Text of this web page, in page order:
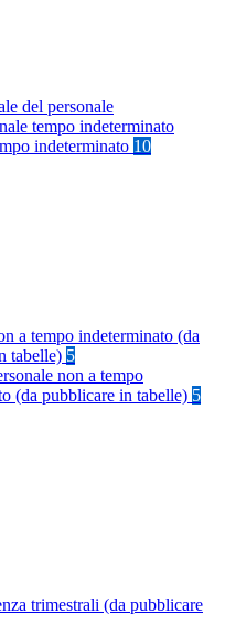
del personale
tempo indeterminato
indeterminato 10
a tempo indeterminato (da
tabelle) 5
non a tempo
(da pubblicare in tabelle) 5
trimestrali (da pubblicare